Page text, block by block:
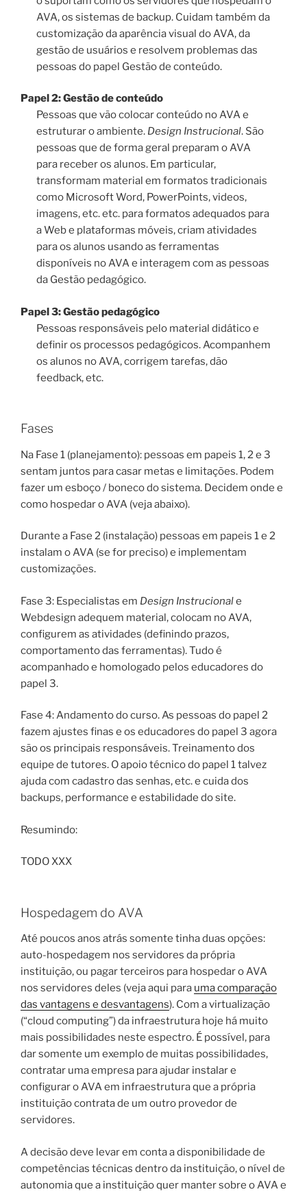
AVA, os sistemas de backup. Cuidam também da
customização da aparência visual do AVA, da
gestão de usuários e resolvem problemas das
pessoas do papel Gestão de conteúdo.
Papel 2: Gestão de conteúdo
Pessoas que vão colocar conteúdo no AVA e
estruturar o ambiente. Design Instrucional. São
pessoas que de forma geral preparam o AVA
para receber os alunos. Em particular,
transformam material em formatos tradicionais
como Microsoft Word, PowerPoints, videos,
imagens, etc. etc. para formatos adequados para
a Web e plataformas móveis, criam atividades
para os alunos usando as ferramentas
disponíveis no AVA e interagem com as pessoas
da Gestão pedagógico.
Papel 3: Gestão pedagógico
Pessoas responsáveis pelo material didático e
definir os processos pedagógicos. Acompanhem
os alunos no AVA, corrigem tarefas, dão
feedback, etc.
Fases
Na Fase 1 (planejamento): pessoas em papeis 1, 2 e 3
sentam juntos para casar metas e limitações. Podem
fazer um esboço / boneco do sistema. Decidem onde e
como hospedar o AVA (veja abaixo).
Durante a Fase 2 (instalação) pessoas em papeis 1 e 2
instalam o AVA (se for preciso) e implementam
customizações.
Fase 3: Especialistas em Design Instrucionale
Webdesign adequem material, colocam no AVA,
configurem as atividades (definindo prazos,
comportamento das ferramentas). Tudo é
acompanhado e homologado pelos educadores do
papel 3.
Fase 4: Andamento do curso. As pessoas do papel 2
fazem ajustes finas e os educadores do papel 3 agora
são os principais responsáveis. Treinamento dos
equipe de tutores. O apoio técnico do papel 1 talvez
ajuda com cadastro das senhas, etc. e cuida dos
backups, performance e estabilidade do site.
Resumindo:
TODO XXX
Hospedagem do AVA
Até poucos anos atrás somente tinha duas opções:
auto-hospedagem nos servidores da própria
instituição, ou pagar terceiros para hospedar o AVA
nos servidores deles (veja aqui para uma comparação
das vantagens e desvantagens). Com a virtualização
(“cloud computing”) da infraestrutura hoje há muito
mais possibilidades neste espectro. É possível, para
dar somente um exemplo de muitas possibilidades,
contratar uma empresa para ajudar instalar e
configurar o AVA em infraestrutura que a própria
instituição contrata de um outro provedor de
servidores.
A decisão deve levar em conta a disponibilidade de
competências técnicas dentro da instituição, o nível de
autonomia que a instituição quer manter sobre o AVA e